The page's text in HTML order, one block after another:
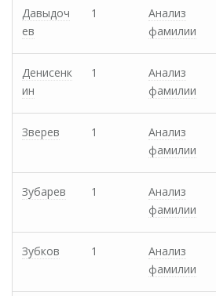
Давыдоч
ев
1
Анализ
фамилии
Денисенк
ин
1
Анализ
фамилии
Зверев 1
Анализ
фамилии
Зубарев 1
Анализ
фамилии
Зубков 1
Анализ
фамилии